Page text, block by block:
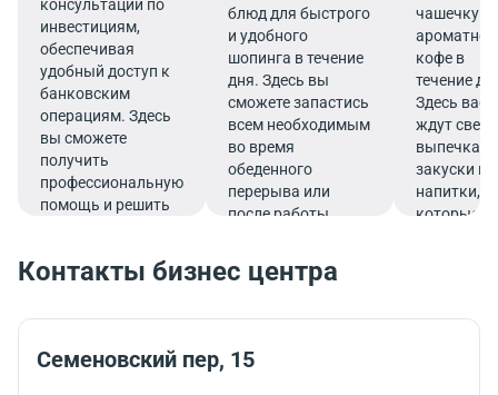
консультации по
инвестициям,
обеспечивая
удобный доступ к
банковским
операциям. Здесь
вы сможете
получить
профессиональную
помощь и решить
комфортной
блюд для быстрого
и удобного
шопинга в течение
дня. Здесь вы
сможете запастись
всем необходимым
во время
обеденного
перерыва или
после работы.
чашечку
кофе в
течение
Здесь вас
ждут
выпечка,
закуски и
напитки,
которые
Контакты бизнес центра
Семеновский пер, 15